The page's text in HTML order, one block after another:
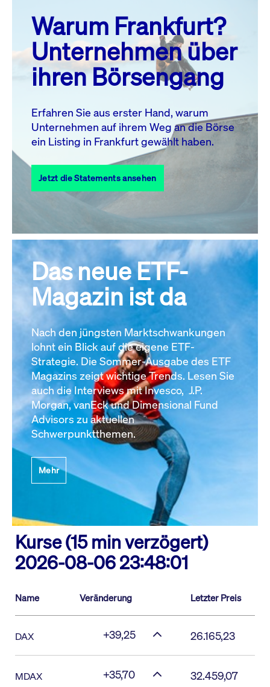
MO. DI. MI. DO. FR. SA. SO.
1
2
3
4 5 6 7 8
10 11 13 14
17
18 19 20 21 22
23
27 28
31
Alle Events
Warum Frankfurt?
Unternehmen über
ihren Börsengang
Erfahren Sie aus erster Hand, warum
Unternehmen auf ihrem Weg an die Börse
ein Listing in Frankfurt gewählt haben.
Jetzt die Statements ansehen
Das neue ETF-
Magazin ist da
Nach den jüngsten Marktschwankungen
lohnt ein Blick auf die eigene ETF-
Strategie. Die Sommer-Ausgabe des ETF
Magazins zeigt wichtige Trends. Lesen Sie
auch die Interviews mit Invesco, J.P.
Morgan, vanEck und Dimensional Fund
Advisors zu aktuellen
Schwerpunktthemen.
Mehr
Kurse (15 min verzögert)
2026-08-06 23:48:01
Name Veränderung Letzter Preis
DAX +39,25 26.165,23
MDAX +35,70 32.459,07